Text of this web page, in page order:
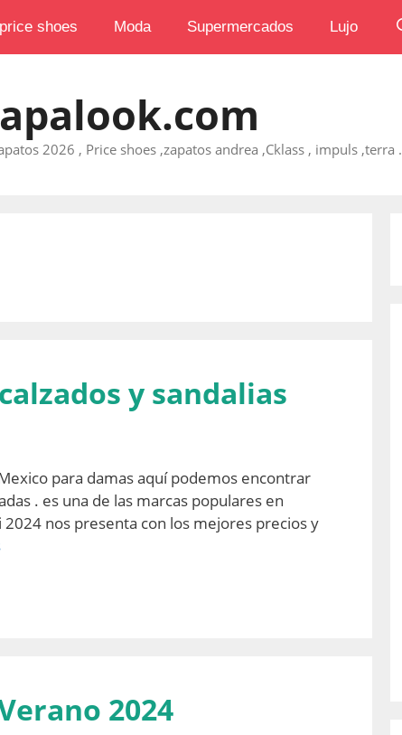
shoes Moda Supermercados Lujo
2026 , Price shoes ,zapatos andrea ,Cklass , impuls ,terra .
y sandalias
para damas aquí podemos encontrar
. es una de las marcas populares en
nos presenta con los mejores precios y
2024